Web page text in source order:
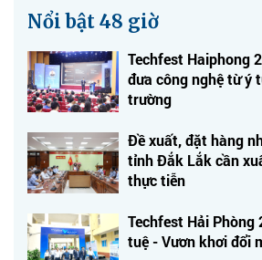
Nổi bật 48 giờ
Techfest Haiphong
đưa công nghệ từ ý
trường
Đề xuất, đặt hàng
tỉnh Đắk Lắk cần
thực tiễn
Techfest Hải
tuệ - Vươn khơi đổi